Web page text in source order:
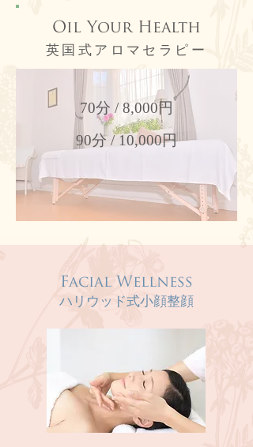
Facial Wellness
ハリウッド式小顔整顔
Oil Your Health
英国式アロマセラピー
70分 / 8,000円
90分 / 10,000円